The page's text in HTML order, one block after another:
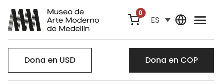
0
ES
Dona en USD Dona en COP